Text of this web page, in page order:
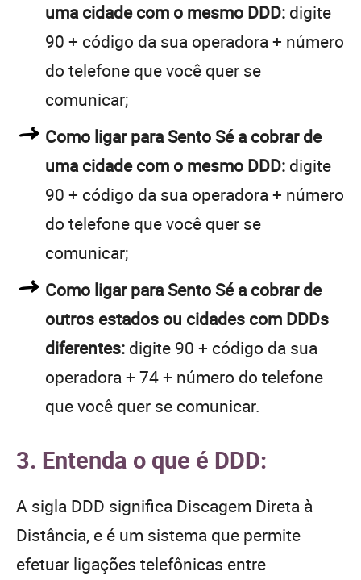
uma cidade com o mesmo DDD: digite
90 + código da sua operadora + número
do telefone que você quer se
comunicar;
Como ligar para Sento Sé a cobrar de
uma cidade com o mesmo DDD: digite
90 + código da sua operadora + número
do telefone que você quer se
comunicar;
Como ligar para Sento Sé a cobrar de
outros estados ou cidades com DDDs
diferentes: digite 90 + código da sua
operadora + 74 + número do telefone
que você quer se comunicar.
3. Entenda o que é DDD:
A sigla DDD significa Discagem Direta à
Distância, e é um sistema que permite
efetuar ligações telefônicas entre